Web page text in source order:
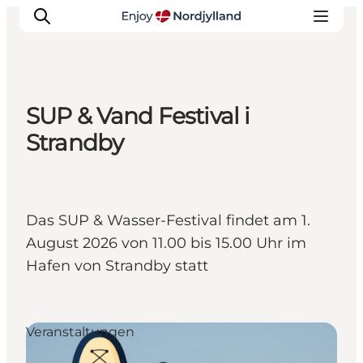
Erlebnisse
Reiseplanung
Veranstaltungen
Für Kinder
SUP & Vand Festival i
Strandby
Das SUP & Wasser-Festival findet am 1.
August 2026 von 11.00 bis 15.00 Uhr im
Hafen von Strandby statt
Veranstaltungen